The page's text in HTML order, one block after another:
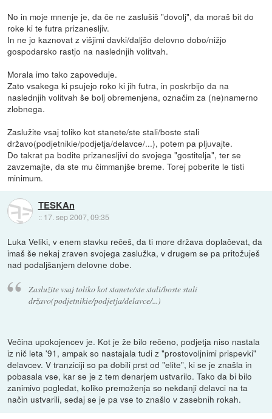
No in moje mnenje je, da če ne zaslušiš "dovolj", da moraš bit do
roke ki te futra prizanesljiv.
In ne jo kaznovat z višjimi davki/daljšo delovno dobo/nižjo
gospodarsko rastjo na naslednjih volitvah.
Morala imo tako zapoveduje.
Zato vsakega ki psujejo roko ki jih futra, in poskrbijo da na
naslednjih volitvah še bolj obremenjena, označim za (ne)namerno
zlobnega.
Zaslužite vsaj toliko kot stanete/ste stali/boste stali
državo(podjetnikie/podjetja/delavce/...), potem pa pljuvajte.
Do takrat pa bodite prizanesljivi do svojega "gostitelja", ter se
zavzemajte, da ste mu čimmanjše breme. Torej poberite le tisti
minimum.
TESKAn
:: 17. sep 2007, 09:35
Luka Veliki, v enem stavku rečeš, da ti more država doplačevat, da
imaš še nekaj zraven svojega zaslužka, v drugem se pa pritožuješ
nad podaljšanjem delovne dobe.
Zaslužite vsaj toliko kot stanete/ste stali/boste stali
državo(podjetnikie/podjetja/delavce/...)
Večina upokojencev je. Kot je že bilo rečeno, podjetja niso nastala
iz nič leta '91, ampak so nastajala tudi z "prostovoljnimi prispevki"
delavcev. V tranziciji so pa dobili prst od "elite", ki se je znašla in
pobasala vse, kar se je z tem denarjem ustvarilo. Tako da bi bilo
zanimivo pogledat, koliko premoženja so nekdanji delavci na ta
način ustvarili, sedaj se je pa vse to znašlo v zasebnih rokah.